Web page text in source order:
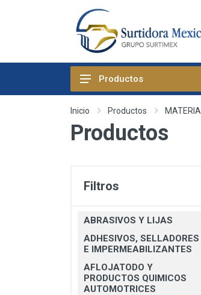
ABRASIVOS Y LIJAS
ADHESIVOS, SELLADORES E
IMPERMEABILIZANTES
ARTICULOS DE FIJACION
HOGAR
BOMBAS, PRESURIZADORES Y
REGADERA ELECTRICA
CHAPAS Y HERRAJES
Productos
Inicio Productos
Productos
Filtros
ABRASIVOS Y LIJAS
ADHESIVOS, SELLADORES
E IMPERMEABILIZANTES
AFLOJATODO Y
PRODUCTOS QUIMICOS
AUTOMOTRICES